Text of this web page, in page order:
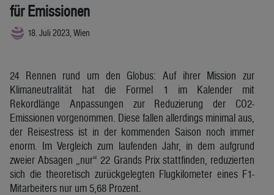
für Emissionen
18. Juli 2023, Wien
24 Rennen rund um den Globus: Auf ihrer Mission zur
Klimaneutralität hat die Formel 1 im Kalender mit
Rekordlänge Anpassungen zur Reduzierung der CO2-
Emissionen vorgenommen. Diese fallen allerdings minimal aus,
der Reisestress ist in der kommenden Saison noch immer
enorm. Im Vergleich zum laufenden Jahr, in dem aufgrund
zweier Absagen „nur“ 22 Grands Prix stattfinden, reduzierten
sich die theoretisch zurückgelegten Flugkilometer eines F1-
Mitarbeiters nur um 5,68 Prozent.